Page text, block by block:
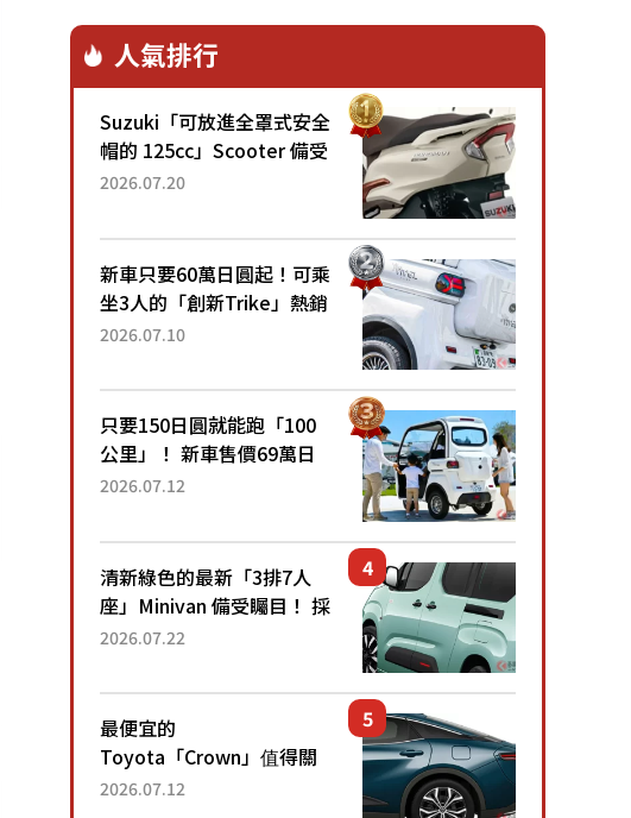
人氣排行
Suzuki「可放進全罩式安全
帽的 125cc」Scooter 備受
矚目！採用全新流線設計與
已陸續開始出口的新款
「B...
2026.07.20
新車只要60萬日圓起！可乘
坐3人的「創新Trike」熱銷
大賣成為人氣車款！「養車
日圓就能跑100公里」「小
朋友坐得...
2026.07.10
只要150日圓就能跑「100
公里」！ 新車售價69萬日
圓的「3人座」Trike大受歡
為何能迅速熱賣？
2026.07.12
清新綠色的最新「3排7人
座」Minivan 備受矚目！ 採
用全長4.7公尺剛剛好的車
還推出467萬元日圓起的5
人座版...
2026.07.22
最便宜的
Toyota「Crown」值得關
注！ 搭載4WD、每公升
2026.07.12